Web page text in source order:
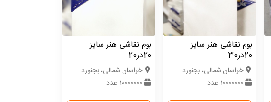
بوم نقاشی هنر سایز
20در30
خراسان شمالی، بجنورد
10000000 عدد
بوم نقاشی هنر سایز
20در20
خراسان شمالی، بجنورد
10000000 عدد